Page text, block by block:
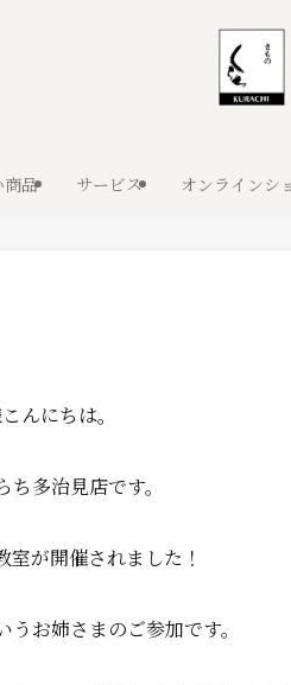
商品 サービス オンラインシ
んにちは。
ち多治見店です。
室が開催されました！
お姉さまのご参加です。